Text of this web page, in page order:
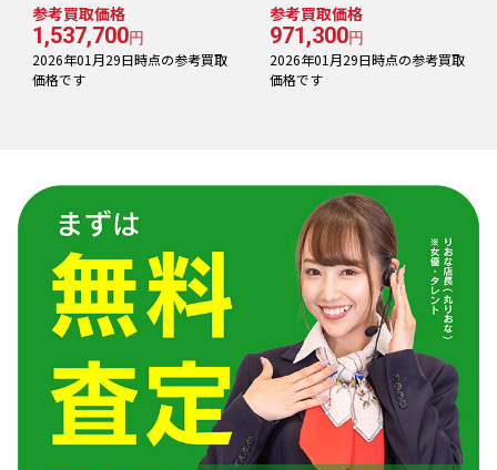
参考買取価格
1,537,700円
2026年01月29日時点の参考買取
価格です
参考買取価格
971,300円
2026年01月29日時点の参考買取
価格です